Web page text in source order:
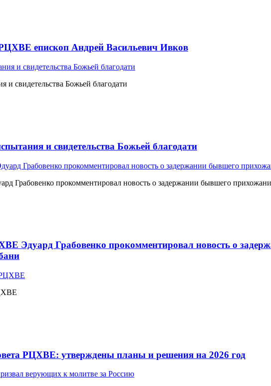
епископ Андрей Васильевич Ивков
и свидетельства Божьей благодати
и свидетельства Божьей благодати
Грабовенко прокомментировал новость о задержании бывшего
Эдуард Грабовенко прокомментировал новость о
РЦХВЕ: утверждены планы и решения на 2026 год